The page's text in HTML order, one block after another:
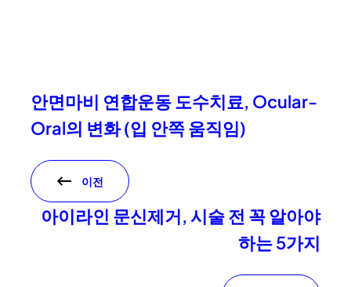
안면마비 연합운동 도수치료, Ocular-
Oral의 변화 (입 안쪽 움직임)
이전
아이라인 문신제거, 시술 전 꼭 알아야
하는 5가지